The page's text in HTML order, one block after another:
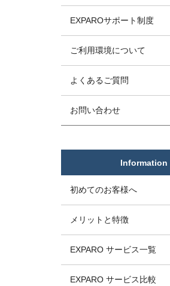
EXPAROサポート制度
ご利用環境について
よくあるご質問
お問い合わせ
Information
初めてのお客様へ
メリットと特徴
EXPARO サービス一覧
EXPARO サービス比較